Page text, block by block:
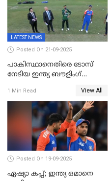
LATEST NEWS
Posted On 21-09-2025
പാകിസ്ഥാനെതിരെ ടോസ്
നേടിയ ഇന്ത്യ ബൗളിംഗ്
1 Min Read View All
Posted On 19-09-2025
ഏഷ്യാ കപ്പ്; ഇന്ത്യ ഒമാനെ